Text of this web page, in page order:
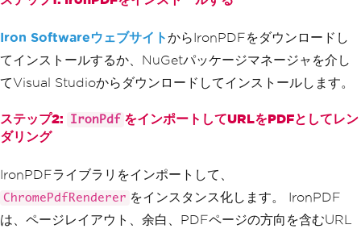
Iron SoftwareウェブサイトからIronPDFをダウンロードし
てインストールするか、NuGetパッケージマネージャを介し
てVisual Studioからダウンロードしてインストールします。
ステップ2: IronPdf をインポートしてURLをPDFとしてレン
ダリング
IronPDFライブラリをインポートして、
ChromePdfRenderer をインスタンス化します。 IronPDF
は、ページレイアウト、余白、PDFページの方向を含むURL